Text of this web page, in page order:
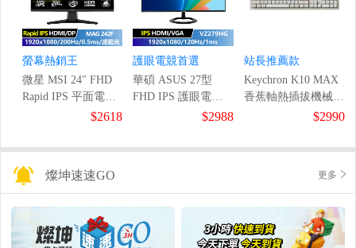
螢幕熱銷王
微星 MSI 24" FHD
Rapid IPS 平面電競
$2618
護眼電競首選
華碩 ASUS 27型
FHD IPS 護眼電競
$2988
站長推薦款
Keychron K10 MAX
香蕉軸熱插拔機械鍵
$2990
燦坤速速GO 更多